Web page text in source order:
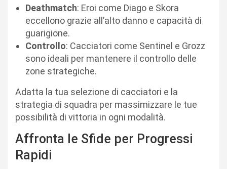
Deathmatch: Eroi come Diago e Skora
eccellono grazie all’alto danno e capacità di
guarigione.
Controllo: Cacciatori come Sentinel e Grozz
sono ideali per mantenere il controllo delle
zone strategiche.
Adatta la tua selezione di cacciatori e la
strategia di squadra per massimizzare le tue
possibilità di vittoria in ogni modalità.
Affronta le Sfide per Progressi
Rapidi